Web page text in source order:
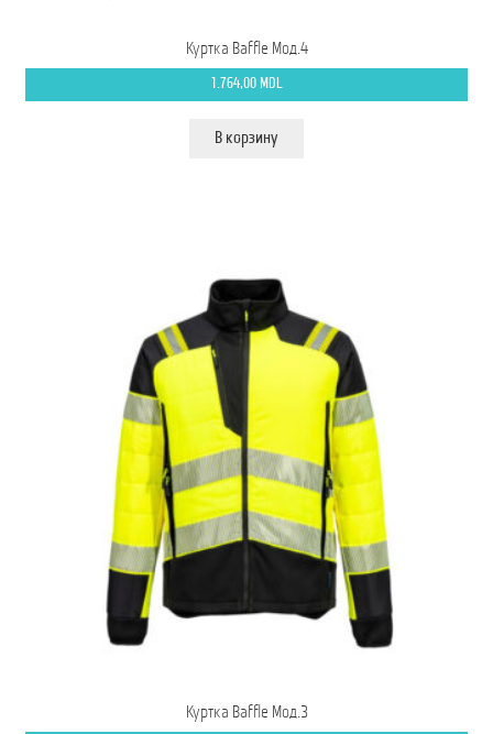
Куртка Baffle Мод.4
1.764,00 MDL
В корзину
Куртка Baffle Мод.3